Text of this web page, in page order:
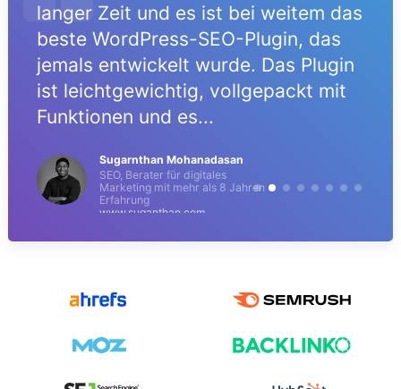
langer Zeit und es ist bei weitem das
beste WordPress-SEO-Plugin, das
jemals entwickelt wurde. Das Plugin
ist leichtgewichtig, vollgepackt mit
Funktionen und es...
Sugarnthan Mohanadasan
SEO, Berater für digitales
Marketing mit mehr als 8 Jahren
Erfahrung
www.suganthan.com